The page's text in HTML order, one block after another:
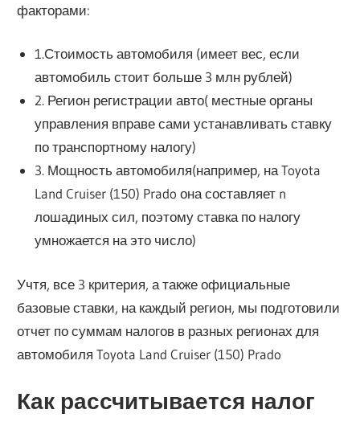
факторами:
1.Стоимость автомобиля (имеет вес, если
автомобиль стоит больше 3 млн рублей)
2. Регион регистрации авто( местные органы
управления вправе сами устанавливать ставку
по транспортному налогу)
3. Мощность автомобиля(например, на Toyota
Land Cruiser (150) Prado она составляет n
лошадиных сил, поэтому ставка по налогу
умножается на это число)
Учтя, все 3 критерия, а также официальные
базовые ставки, на каждый регион, мы подготовили
отчет по суммам налогов в разных регионах для
автомобиля Toyota Land Cruiser (150) Prado
Как рассчитывается налог